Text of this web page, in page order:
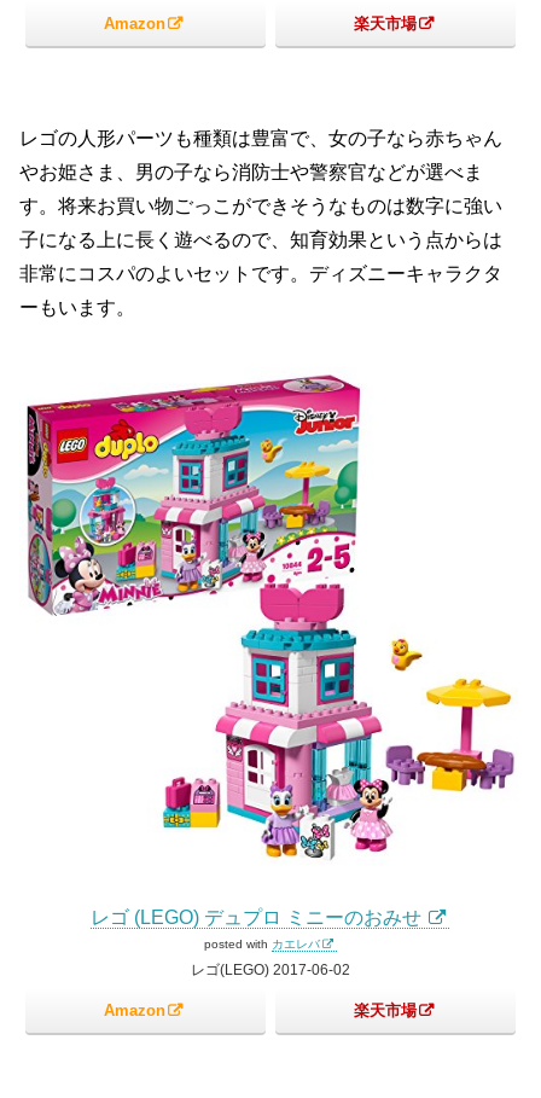
Amazon 楽天市場
レゴの人形パーツも種類は豊富で、女の子なら赤ちゃん
やお姫さま、男の子なら消防士や警察官などが選べま
す。将来お買い物ごっこができそうなものは数字に強い
子になる上に長く遊べるので、知育効果という点からは
非常にコスパのよいセットです。ディズニーキャラクタ
ーもいます。
レゴ (LEGO) デュプロ ミニーのおみせ
posted with カエレバ
レゴ(LEGO) 2017-06-02
Amazon 楽天市場